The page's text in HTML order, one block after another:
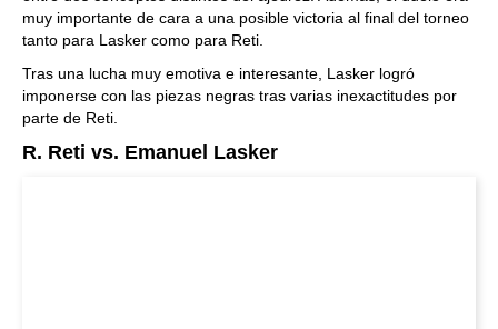
muy importante de cara a una posible victoria al final del torneo
tanto para Lasker como para Reti.
Tras una lucha muy emotiva e interesante, Lasker logró
imponerse con las piezas negras tras varias inexactitudes por
parte de Reti.
R. Reti vs. Emanuel Lasker